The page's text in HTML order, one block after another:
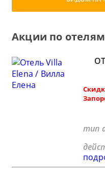
Акции по
тип